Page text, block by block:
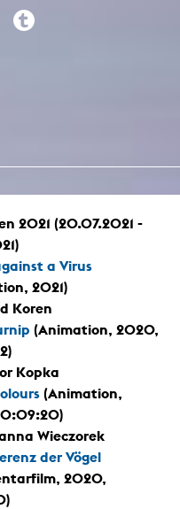
2021 (20.07.2021 -
a Virus
2021)
Koren
(Animation, 2020,
Kopka
(Animation,
Wieczorek
der Vögel
2020,